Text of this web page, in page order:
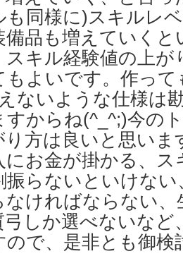
も同様に)スキルレ
備品も増えていくと
スキル経験値の上が
もよいです。作って
ないような仕様は
すからね(^_^;)今の
り方は良いと思いま
にお金が掛かる、
振らないといけな
なければならない
弓しか選べないなど
ので、是非とも御検